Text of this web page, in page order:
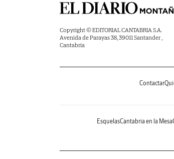
Copyright © EDITORIAL CANTABRIA S.A.
Avenida de Parayas 38, 39011 Santander ,
Cantabria
Contactar
EsquelasCantabria en la Mesa